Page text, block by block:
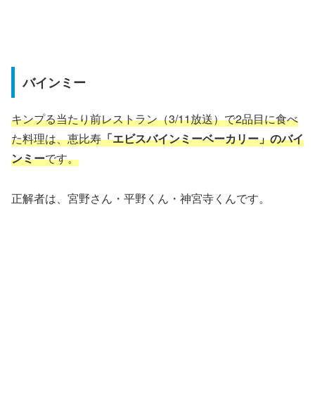
バインミー
キンプる当たり前レストラン（3/11放送）で2品目に食べ
た料理は、恵比寿「エビスバインミーベーカリー」のバイ
ンミーです。
正解者は、宮野さん・平野くん・神宮寺くんです。